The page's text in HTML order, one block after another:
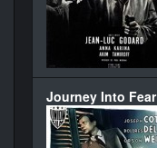
Journey Into Fear